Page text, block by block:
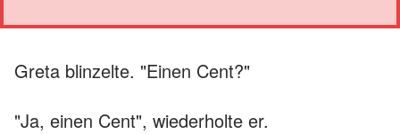
Greta blinzelte. "Einen Cent?"
"Ja, einen Cent", wiederholte er.